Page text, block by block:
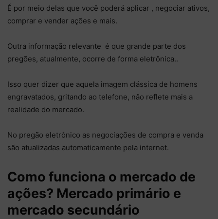
É por meio delas que você poderá aplicar , negociar ativos,
comprar e vender ações e mais.
Outra informação relevante é que grande parte dos
pregões, atualmente, ocorre de forma eletrônica..
Isso quer dizer que aquela imagem clássica de homens
engravatados, gritando ao telefone, não reflete mais a
realidade do mercado.
No pregão eletrônico as negociações de compra e venda
são atualizadas automaticamente pela internet.
Como funciona o mercado de
ações? Mercado primário e
mercado secundário